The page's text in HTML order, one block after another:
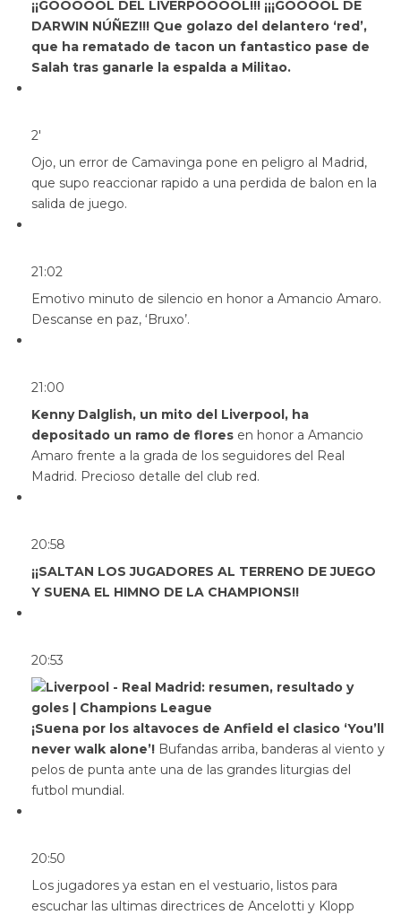
¡¡GOOOOOL DEL LIVERPOOOOL!!! ¡¡¡GOOOOL DE
DARWIN NÚÑEZ!!! Que golazo del delantero ‘red’,
que ha rematado de tacon un fantastico pase de
Salah tras ganarle la espalda a Militao.
2′
Ojo, un error de Camavinga pone en peligro al Madrid,
que supo reaccionar rapido a una perdida de balon en la
salida de juego.
21:02
Emotivo minuto de silencio en honor a Amancio Amaro.
Descanse en paz, ‘Bruxo’.
21:00
Kenny Dalglish, un mito del Liverpool, ha
depositado un ramo de flores en honor a Amancio
Amaro frente a la grada de los seguidores del Real
Madrid. Precioso detalle del club red.
20:58
¡¡SALTAN LOS JUGADORES AL TERRENO DE JUEGO
Y SUENA EL HIMNO DE LA CHAMPIONS!!
20:53
¡Suena por los altavoces de Anfield el clasico ‘You’ll
never walk alone’! Bufandas arriba, banderas al viento y
pelos de punta ante una de las grandes liturgias del
futbol mundial.
20:50
Los jugadores ya estan en el vestuario, listos para
escuchar las ultimas directrices de Ancelotti y Klopp